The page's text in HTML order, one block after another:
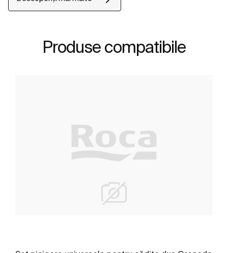
Produse compatibile